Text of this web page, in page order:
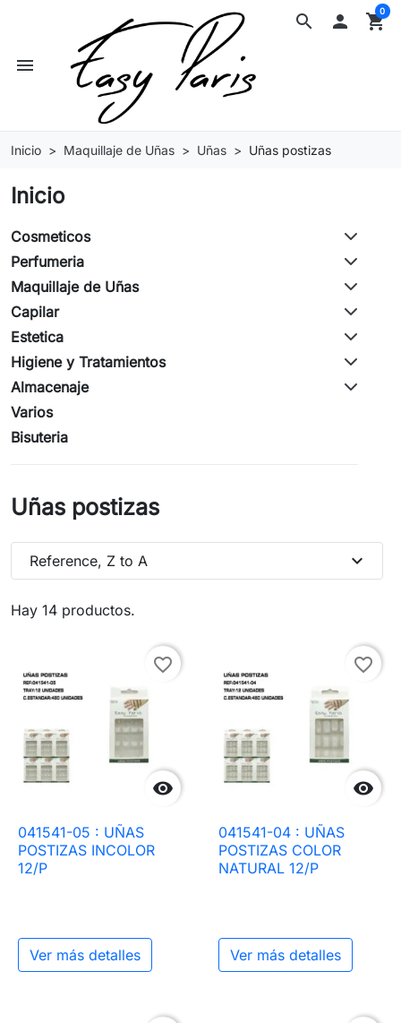
search
menu
 shopping_cart
0
Inicio Maquillaje de Uñas Uñas Uñas postizas
Inicio
Cosmeticos
Perfumeria
Maquillaje de Uñas
Capilar
Estetica
Higiene y Tratamientos
Almacenaje
Varios
Bisuteria
Uñas postizas
Hay 14 productos.
Reference, Z to A expand_more

favorite_border
041541-05 : UÑAS
POSTIZAS INCOLOR
12/P
Ver más detalles

favorite_border
041541-04 : UÑAS
POSTIZAS COLOR
NATURAL 12/P
Ver más detalles